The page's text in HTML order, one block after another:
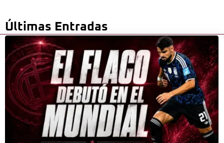
Últimas Entradas